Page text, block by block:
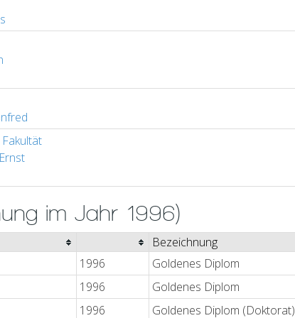
im Jahr 1996)
Bezeichnung
1996
Goldenes Diplom
1996
Goldenes Diplom
1996 Goldenes Diplom (Doktorat)